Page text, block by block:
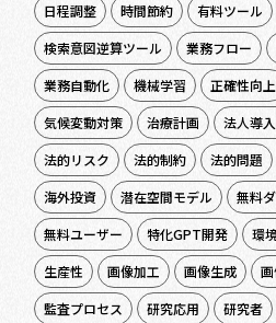
日程調整
時間節約 有料ツール
検索意図逆算ツール
業務フロー
業務自動化
機械学習 正確性向上
気候変動対策
治療計画 法人導
法的リスク
法的制約 法的問題
海外投資
潜在空間モデル 無料
無料ユーザー
特化GPT開発 環
生産性
画像加工 画像生成
監査プロセス
研究応用 研究者